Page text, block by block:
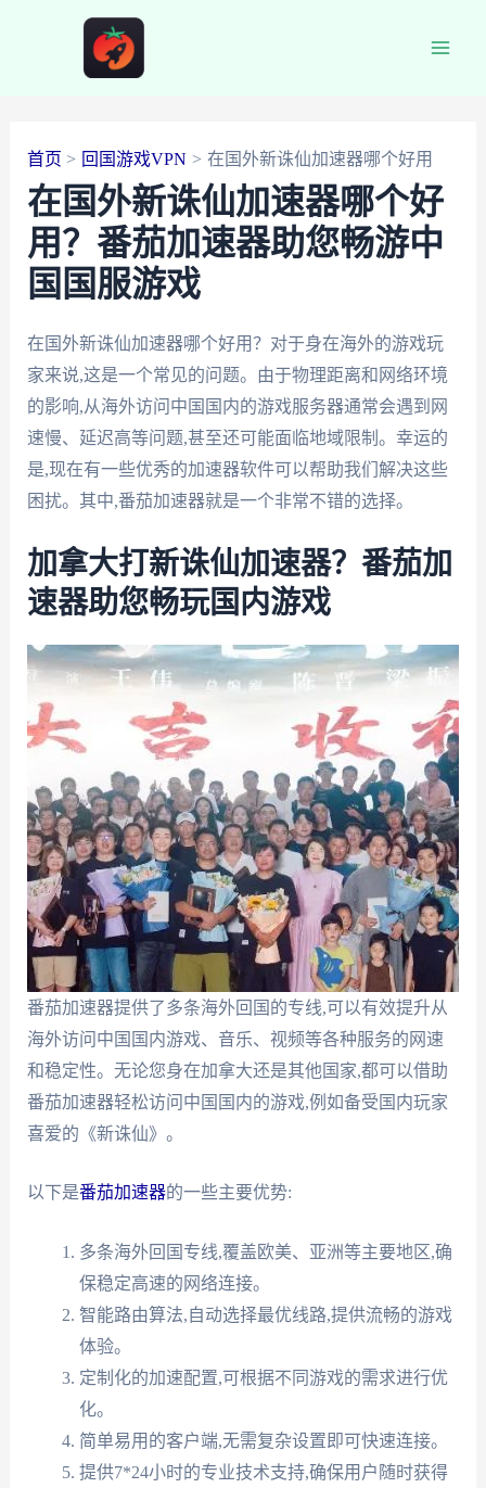
首页 回国游戏VPN 在国外新诛仙加速器哪个好用
在国外新诛仙加速器哪个好
用？番茄加速器助您畅游中
国国服游戏
在国外新诛仙加速器哪个好用？对于身在海外的游戏玩
家来说,这是一个常见的问题。由于物理距离和网络环境
的影响,从海外访问中国国内的游戏服务器通常会遇到网
速慢、延迟高等问题,甚至还可能面临地域限制。幸运的
是,现在有一些优秀的加速器软件可以帮助我们解决这些
困扰。其中,番茄加速器就是一个非常不错的选择。
加拿大打新诛仙加速器？番茄加
速器助您畅玩国内游戏
番茄加速器提供了多条海外回国的专线,可以有效提升从
海外访问中国国内游戏、音乐、视频等各种服务的网速
和稳定性。无论您身在加拿大还是其他国家,都可以借助
番茄加速器轻松访问中国国内的游戏,例如备受国内玩家
喜爱的《新诛仙》。
以下是番茄加速器的一些主要优势:
多条海外回国专线,覆盖欧美、亚洲等主要地区,确
保稳定高速的网络连接。
智能路由算法,自动选择最优线路,提供流畅的游戏
体验。
定制化的加速配置,可根据不同游戏的需求进行优
化。
简单易用的客户端,无需复杂设置即可快速连接。
提供7*24小时的专业技术支持,确保用户随时获得